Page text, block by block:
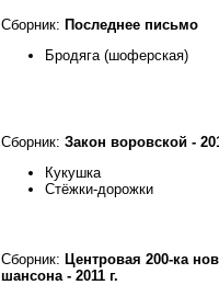
Сборник: Последнее письмо
Бродяга (шоферская)
Сборник: Закон воровской -
Кукушка
Стёжки-дорожки
Сборник: Центровая 200-ка
шансона - 2011 г.